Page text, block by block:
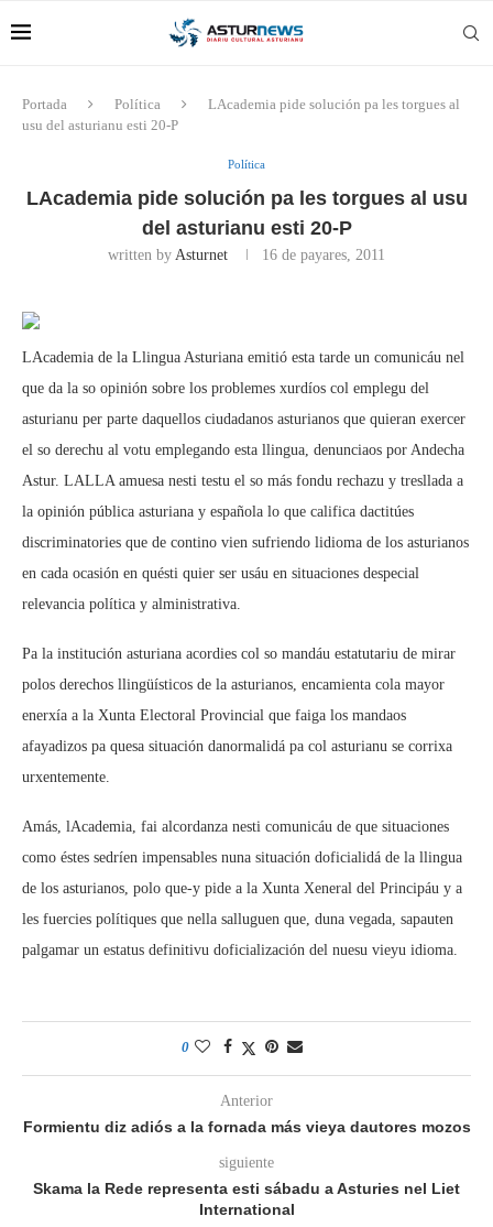
Portada Política
LAcademia pide solución pa les torgues al
usu del asturianu esti 20-P
Política
LAcademia pide solución pa les torgues al usu
del asturianu esti 20-P
written by Asturnet 16 de payares, 2011
LAcademia de la Llingua Asturiana emitió esta tarde un comunicáu nel
que da la so opinión sobre los problemes xurdíos col emplegu del
asturianu per parte daquellos ciudadanos asturianos que quieran exercer
el so derechu al votu emplegando esta llingua, denunciaos por Andecha
Astur. LALLA amuesa nesti testu el so más fondu rechazu y tresllada a
la opinión pública asturiana y española lo que califica dactitúes
discriminatories que de contino vien sufriendo lidioma de los asturianos
en cada ocasión en quésti quier ser usáu en situaciones despecial
relevancia política y alministrativa.
Pa la institución asturiana acordies col so mandáu estatutariu de mirar
polos derechos llingüísticos de la asturianos, encamienta cola mayor
enerxía a la Xunta Electoral Provincial que faiga los mandaos
afayadizos pa quesa situación danormalidá pa col asturianu se corrixa
urxentemente.
Amás, lAcademia, fai alcordanza nesti comunicáu de que situaciones
como éstes sedríen impensables nuna situación doficialidá de la llingua
de los asturianos, polo que-y pide a la Xunta Xeneral del Principáu y a
les fuercies polítiques que nella salluguen que, duna vegada, sapauten
palgamar un estatus definitivu doficialización del nuesu vieyu idioma.
0
Anterior
Formientu diz adiós a la fornada más vieya dautores mozos
siguiente
Skama la Rede representa esti sábadu a Asturies nel Liet
International